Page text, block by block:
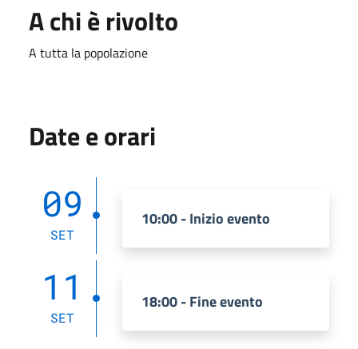
A chi è rivolto
A tutta la popolazione
Date e orari
09
SET
10:00 - Inizio evento
11
SET
18:00 - Fine evento